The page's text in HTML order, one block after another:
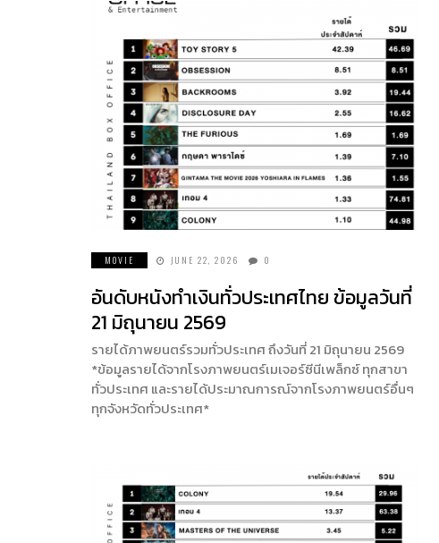
MOVIE JUNE 22, 2026 0
อันดับหนังทำเงินทั่วประเทศไทย ข้อมูลวันที่
21 มิถุนายน 2569
รายได้ภาพยนตร์รวมทั่วประเทศ ถึงวันที่ 21 มิถุนายน 2569
*ข้อมูลรายได้จากโรงภาพยนตร์เมเจอร์ซีนีเพล็กซ์ ทุกสาขา
ทั่วประเทศ และรายได้ประมาณการณ์จากโรงภาพยนตร์อื่นๆ
ทุกจังหวัดทั่วประเทศ*